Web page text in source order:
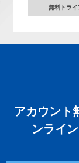
無料トラ
アカウント
ンライ